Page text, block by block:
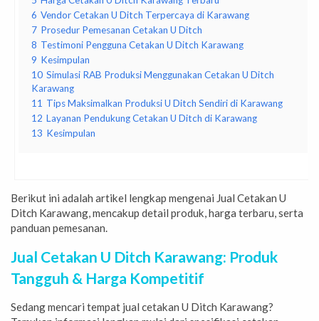
6 Vendor Cetakan U Ditch Terpercaya di Karawang
7 Prosedur Pemesanan Cetakan U Ditch
8 Testimoni Pengguna Cetakan U Ditch Karawang
9 Kesimpulan
10 Simulasi RAB Produksi Menggunakan Cetakan U Ditch
Karawang
11 Tips Maksimalkan Produksi U Ditch Sendiri di Karawang
12 Layanan Pendukung Cetakan U Ditch di Karawang
13 Kesimpulan
Berikut ini adalah artikel lengkap mengenai Jual Cetakan U
Ditch Karawang, mencakup detail produk, harga terbaru, serta
panduan pemesanan.
Jual Cetakan U Ditch Karawang: Produk
Tangguh & Harga Kompetitif
Sedang mencari tempat jual cetakan U Ditch Karawang?